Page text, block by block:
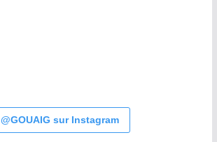
@GOUAIG sur Instagram